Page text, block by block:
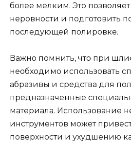
более мелким. Это
неровности и подготовить
последующей полировке.
Важно помнить, что при
необходимо использовать
абразивы и средства для
предназначенные
материала. Использование
инструментов может
поверхности и ухудшению